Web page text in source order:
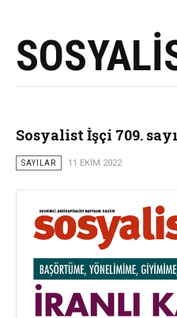
Sosyalist İşçi 709. sayı
SAYILAR 11 EKIM 2022